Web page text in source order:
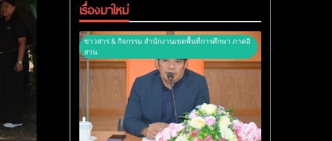
เรื่องมาใหม่
ข่าวสาร & กิจกรรม สำนักงานเขตพื้นที่การศึกษา ภาคอิ
สาน